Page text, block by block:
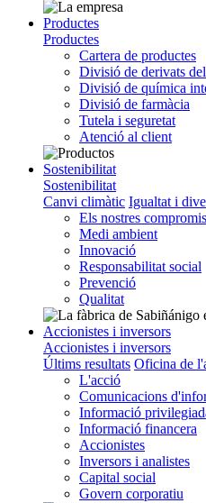
Productes
Productes
Cartera de productes
Divisió de derivats
Divisió de química
Divisió de farmàcia
Tutela i seguretat
Atenció al client
Sostenibilitat
Sostenibilitat
Canvi climàtic Igualtat i
Els nostres
Medi ambient
Innovació
Responsabilitat social
Prevenció
Qualitat
Accionistes i inversors
Accionistes i inversors
Últims resultats Oficina de
L'acció
Comunicacions
Informació
Informació financera
Accionistes
Inversors i analistes
Capital social
Govern corporatiu